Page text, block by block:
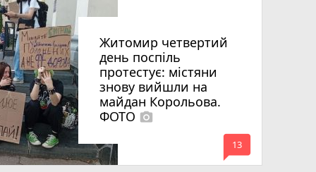
Житомир четвертий
день поспіль
протестує: містяни
знову вийшли на
майдан Корольова.
ФОТО photo_camera
mode_comment
13